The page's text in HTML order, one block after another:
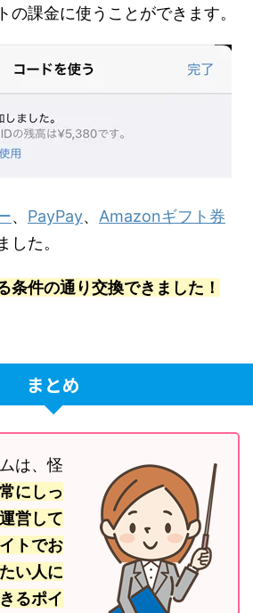
の課金に使うことができます。
、 PayPay、 Amazonギフト券
した。
条件の通り交換できました！
まとめ
は、怪
にしっ
営して
トでお
い人に
るポイ